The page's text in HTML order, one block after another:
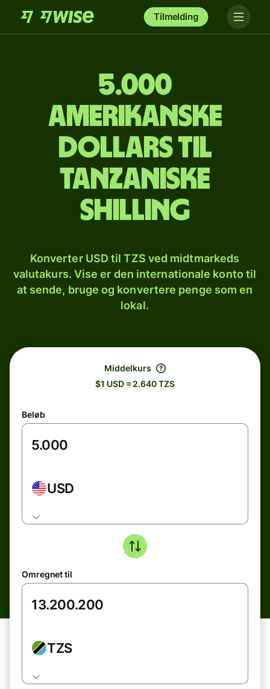
Tilmelding
5.000
amerikanske
dollars til
tanzaniske
shilling
Konverter USD til TZS ved midtmarkeds
valutakurs. Vise er den internationale konto til
at sende, bruge og konvertere penge som en
lokal.
Middelkurs
$1 USD = 2.640 TZS
Beløb
USD
Omregnet til
TZS